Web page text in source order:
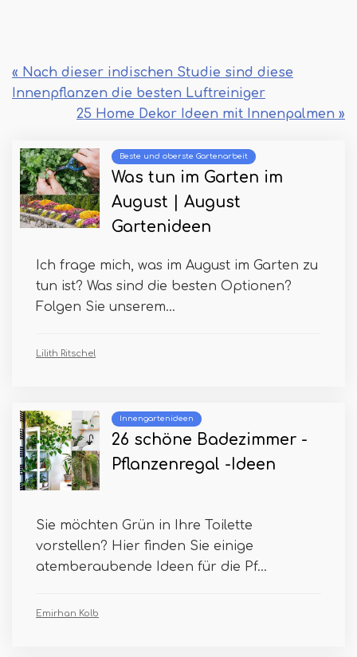
« Nach dieser indischen Studie sind diese
Innenpflanzen die besten Luftreiniger
25 Home Dekor Ideen mit Innenpalmen »
Beste und oberste Gartenarbeit
Was tun im Garten im
August | August
Gartenideen
Ich frage mich, was im August im Garten zu
tun ist? Was sind die besten Optionen?
Folgen Sie unserem...
Lilith Ritschel
Innengartenideen
26 schöne Badezimmer -
Pflanzenregal -Ideen
Sie möchten Grün in Ihre Toilette
vorstellen? Hier finden Sie einige
atemberaubende Ideen für die Pf...
Emirhan Kolb